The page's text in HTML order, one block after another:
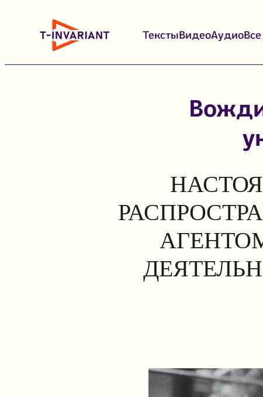
содержимому
ТекстыВидеоАудио